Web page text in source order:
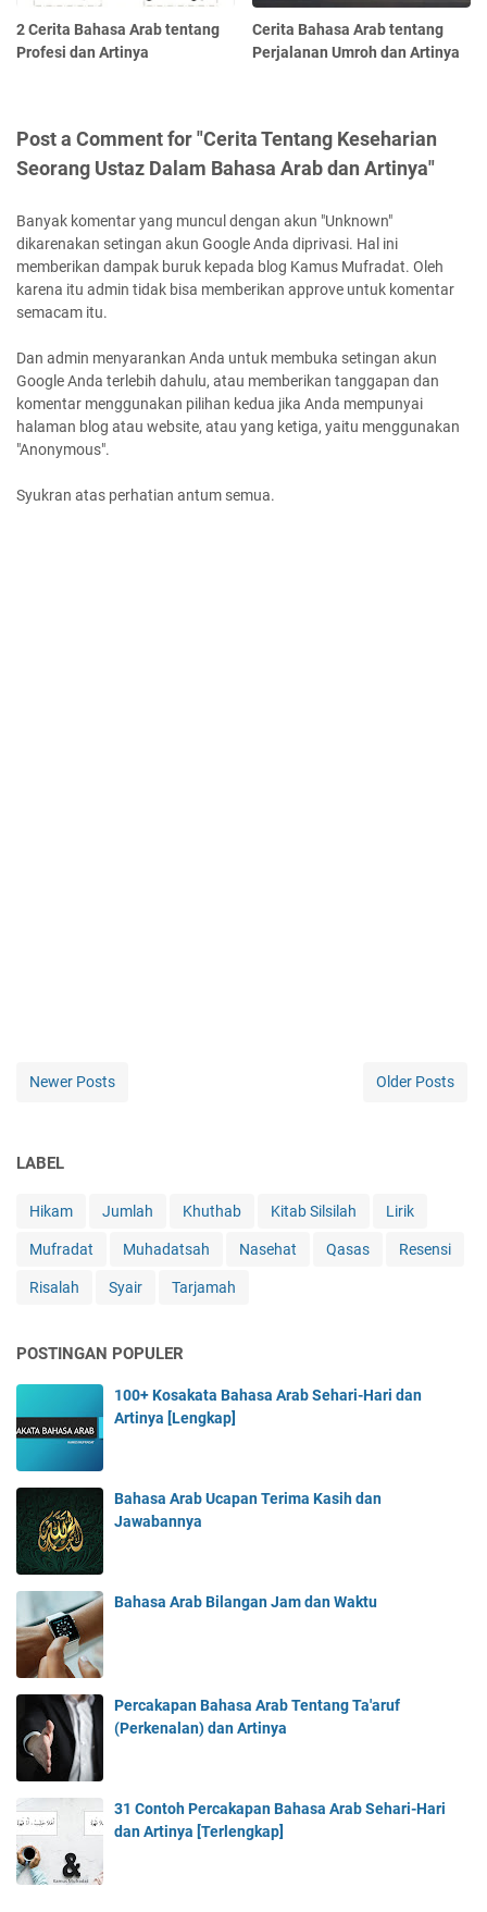
2 Cerita Bahasa Arab tentang
Profesi dan Artinya
Cerita Bahasa Arab tentang
Perjalanan Umroh dan Artinya
Post a Comment for "Cerita Tentang Keseharian
Seorang Ustaz Dalam Bahasa Arab dan Artinya"
Banyak komentar yang muncul dengan akun "Unknown"
dikarenakan setingan akun Google Anda diprivasi. Hal ini
memberikan dampak buruk kepada blog Kamus Mufradat. Oleh
karena itu admin tidak bisa memberikan approve untuk komentar
semacam itu.
Dan admin menyarankan Anda untuk membuka setingan akun
Google Anda terlebih dahulu, atau memberikan tanggapan dan
komentar menggunakan pilihan kedua jika Anda mempunyai
halaman blog atau website, atau yang ketiga, yaitu menggunakan
"Anonymous".
Syukran atas perhatian antum semua.
Newer Posts Older Posts
LABEL
Hikam Jumlah Khuthab Kitab Silsilah Lirik
Mufradat Muhadatsah Nasehat Qasas Resensi
Risalah Syair Tarjamah
POSTINGAN POPULER
100+ Kosakata Bahasa Arab Sehari-Hari dan
Artinya [Lengkap]
Bahasa Arab Ucapan Terima Kasih dan
Jawabannya
Bahasa Arab Bilangan Jam dan Waktu
Percakapan Bahasa Arab Tentang Ta'aruf
(Perkenalan) dan Artinya
31 Contoh Percakapan Bahasa Arab Sehari-Hari
dan Artinya [Terlengkap]